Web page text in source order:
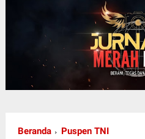
Beranda Puspen TNI